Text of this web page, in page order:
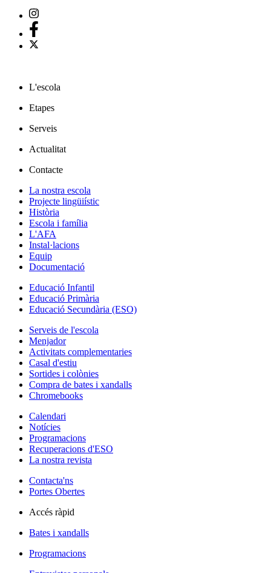
L'escola
Etapes
Serveis
Actualitat
Contacte
La nostra escola
Projecte lingüiístic
Història
Escola i família
L'AFA
Instal·lacions
Equip
Documentació
Educació Infantil
Educació Primària
Educació Secundària (ESO)
Serveis de l'escola
Menjador
Activitats complementaries
Casal d'estiu
Sortides i colònies
Compra de bates i xandalls
Chromebooks
Calendari
Notícies
Programacions
Recuperacions d'ESO
La nostra revista
Contacta'ns
Portes Obertes
Accés ràpid
Bates i xandalls
Programacions